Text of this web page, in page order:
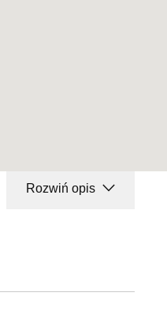
Rozwiń opis